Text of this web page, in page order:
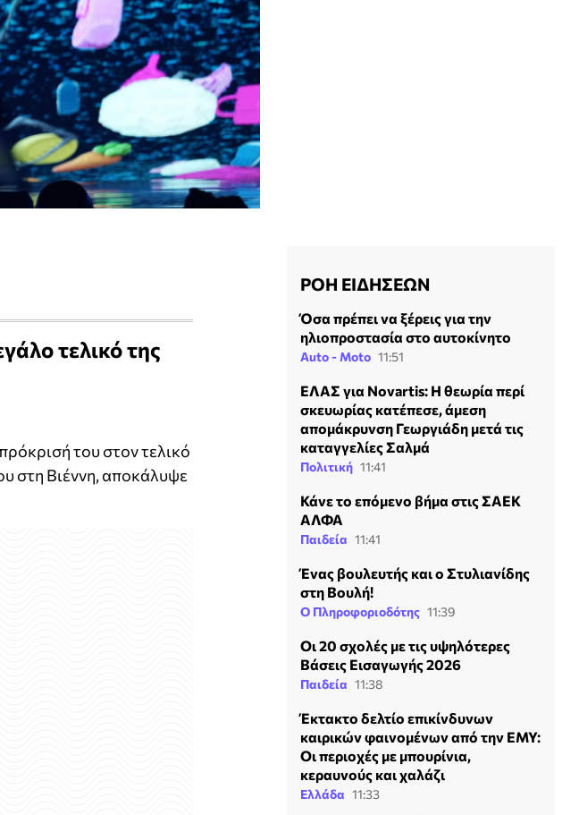
τελικό της
του στον τελικό
στη Βιέννη, αποκάλυψε
ΡΟΗ ΕΙΔΗΣΕΩΝ
Όσα πρέπει να ξέρεις για την
ηλιοπροστασία στο αυτοκίνητο
Auto - Moto 11:51
ΕΛΑΣ για Novartis: Η θεωρία περί
σκευωρίας κατέπεσε, άμεση
απομάκρυνση Γεωργιάδη μετά τις
καταγγελίες Σαλμά
Πολιτική 11:41
Κάνε το επόμενο βήμα στις ΣΑΕΚ
ΑΛΦΑ
Παιδεία 11:41
Ένας βουλευτής και ο Στυλιανίδης
στη Βουλή!
Ο Πληροφοριοδότης 11:39
Οι 20 σχολές με τις υψηλότερες
Βάσεις Εισαγωγής 2026
Παιδεία 11:38
Έκτακτο δελτίο επικίνδυνων
καιρικών φαινομένων από την ΕΜΥ:
Οι περιοχές με μπουρίνια,
κεραυνούς και χαλάζι
Ελλάδα 11:33